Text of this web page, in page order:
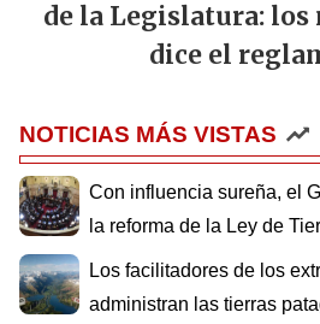
de la Legislatura: los
dice el
NOTICIAS MÁS VISTAS
Con influencia sureña, el
la reforma de la Ley de
Los facilitadores de los
administran las tierras